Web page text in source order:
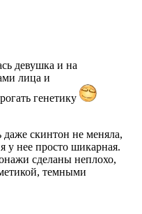
девушка и на
лица и
генетику
скинтон не меняла,
у нее просто шикарная.
сделаны неплохо,
темными